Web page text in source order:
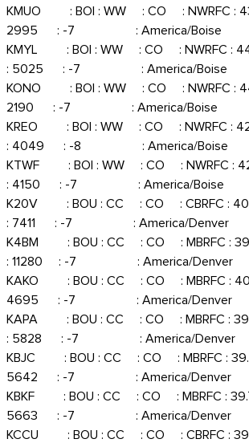
KMUO : BOI : WW : CO : NWRFC :
2995 : -7 : America/Boise
KMYL : BOI : WW : CO : NWRFC :
: 5025 : -7 : America/Boise
KONO : BOI : WW : CO : NWRFC :
2190 : -7 : America/Boise
KREO : BOI : WW : CO : NWRFC :
: 4049 : -8 : America/Boise
KTWF : BOI : WW : CO : NWRFC :
: 4150 : -7 : America/Boise
K20V : BOU : CC : CO : CBRFC :
: 7411 : -7 : America/Denver
K4BM : BOU : CC : CO : MBRFC :
: 11280 : -7 : America/Denver
KAKO : BOU : CC : CO : MBRFC :
4695 : -7 : America/Denver
KAPA : BOU : CC : CO : MBRFC :
: 5828 : -7 : America/Denver
KBJC : BOU : CC : CO : MBRFC :
5642 : -7 : America/Denver
KBKF : BOU : CC : CO : MBRFC :
5663 : -7 : America/Denver
KCCU : BOU : CC : CO : CBRFC :